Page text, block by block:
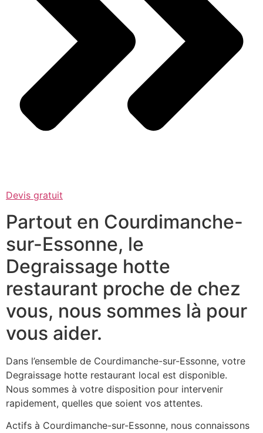
Devis gratuit
Partout en Courdimanche-
sur-Essonne, le
Degraissage hotte
restaurant proche de chez
vous, nous sommes là pour
vous aider.
Dans l’ensemble de Courdimanche-sur-Essonne, votre
Degraissage hotte restaurant local est disponible.
Nous sommes à votre disposition pour intervenir
rapidement, quelles que soient vos attentes.
Actifs à Courdimanche-sur-Essonne, nous connaissons